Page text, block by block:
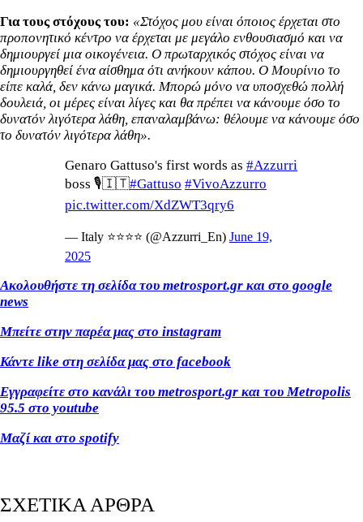
Για τους στόχους του: «Στόχος μου είναι όποιος έρχεται στο
προπονητικό κέντρο να έρχεται με μεγάλο ενθουσιασμό και να
δημιουργεί μια οικογένεια. Ο πρωταρχικός στόχος είναι να
δημιουργηθεί ένα αίσθημα ότι ανήκουν κάπου. Ο Μουρίνιο το
είπε καλά, δεν κάνω μαγικά. Μπορώ μόνο να υποσχεθώ πολλή
δουλειά, οι μέρες είναι λίγες και θα πρέπει να κάνουμε όσο το
δυνατόν λιγότερα λάθη, επαναλαμβάνω: θέλουμε να κάνουμε όσο
το δυνατόν λιγότερα λάθη».
Genaro Gattuso's first words as #Azzurri
boss 🎙️🇮🇹#Gattuso #VivoAzzurro
pic.twitter.com/XdZWT3qry6
— Italy ⭐️⭐️⭐️⭐️ (@Azzurri_En) June 19,
2025
Ακολουθήστε τη σελίδα του metrosport.gr και στο google
news
Μπείτε στην παρέα μας στο instagram
Κάντε like στη σελίδα μας στο facebook
Εγγραφείτε στο κανάλι του metrosport.gr και του Metropolis
95.5 στο youtube
Μαζί και στο spotify
ΣΧΕΤΙΚΑ ΑΡΘΡΑ